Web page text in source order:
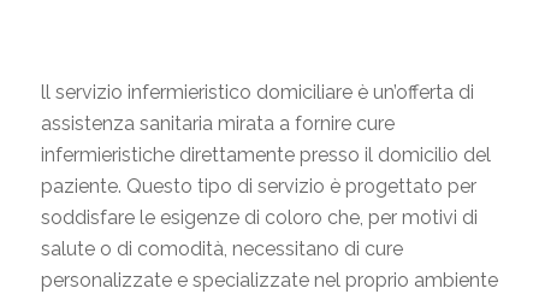
ll servizio infermieristico domiciliare è un’offerta di
assistenza sanitaria mirata a fornire cure
infermieristiche direttamente presso il domicilio del
paziente. Questo tipo di servizio è progettato per
soddisfare le esigenze di coloro che, per motivi di
salute o di comodità, necessitano di cure
personalizzate e specializzate nel proprio ambiente